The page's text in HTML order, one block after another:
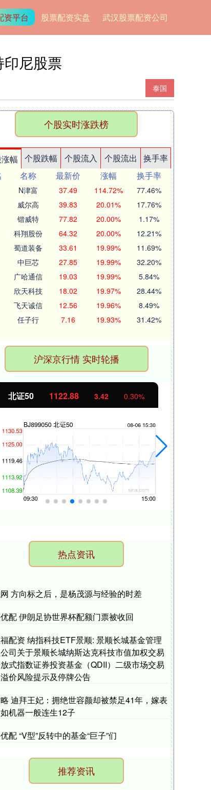
资平台 股票配资实盘 武汉股票配资公司
尼股票
泰国
个股实时涨跌榜
幅 个股跌幅 个股流入 个股流出
换手率
名称 最新价 涨幅
换手率
N津富 37.49 114.72% 77.46%
威尔高 39.83 20.01% 17.76%
锴威特 77.82 20.00% 1.17%
科翔股份 64.32 20.00% 12.21%
蜀道装备 33.61 19.99% 11.69%
中巨芯 27.85 19.99% 32.20%
广哈通信 19.03 19.99% 5.84%
欣天科技 18.02 19.97% 28.44%
飞天诚信 12.56 19.96% 8.49%
任子行 7.16 19.93% 31.42%
沪深京行情 实时轮播
北证50 1122.88 3.42 0.30%
热点资讯
方向标之后，是杨茂源与经验的时差
配 伊朗足协世界杯配额门票被收回
配资 纳指科技ETF景顺: 景顺长城基金管理
司关于景顺长城纳斯达克科技市值加权交易
式指数证券投资基金（QDII）二级市场交易
价风险提示及停牌公告
迪拜王妃：拥绝世容颜却被禁足41年，嫁表
机器一般连生12子
配 “V型”反转中的基金“巨子”们
推荐资讯